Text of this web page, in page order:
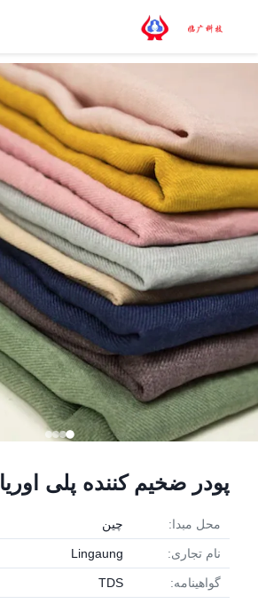
پودر ضخیم کننده پلی اوریا TDS
محل مبدا: چین
نام تجاری: Lingaung
گواهینامه: TDS